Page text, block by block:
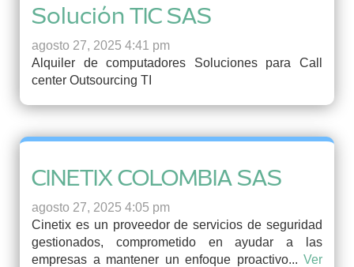
Solución TIC SAS
agosto 27, 2025 4:41 pm
Alquiler de computadores Soluciones para Call
center Outsourcing TI
CINETIX COLOMBIA SAS
agosto 27, 2025 4:05 pm
Cinetix es un proveedor de servicios de seguridad
gestionados, comprometido en ayudar a las
empresas a mantener un enfoque proactivo... Ver